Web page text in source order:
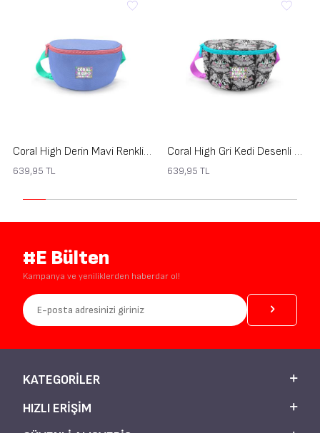
Coral High Derin Mavi Renkli Bel Çantası 11549
639,95 TL
Coral High Gri Kedi Desenli Bel Çantası 11546
639,95 TL
#E Bülten
Kampanya ve yeniliklerden haberdar ol!
KATEGORILER
HIZLI ERIŞIM